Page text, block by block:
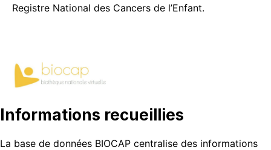
Registre National des Cancers de l’Enfant.
Informations recueillies
La base de données BIOCAP centralise des informations